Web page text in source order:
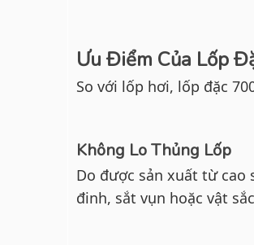
Ưu Điểm Của Lốp
So với lốp hơi, lốp đặc
Không Lo Thủng Lốp
Do được sản xuất từ cao
đinh, sắt vụn hoặc vật